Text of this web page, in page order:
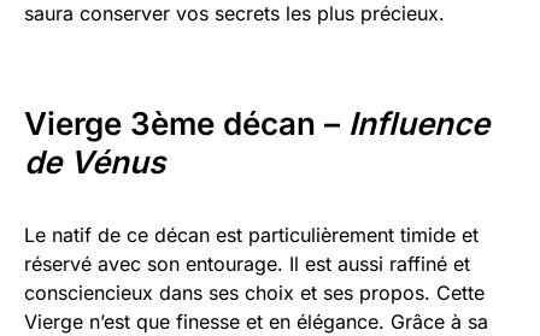
saura conserver vos secrets les plus précieux.
Vierge 3ème décan – Influence
de Vénus
Le natif de ce décan est particulièrement timide et
réservé avec son entourage. Il est aussi raffiné et
consciencieux dans ses choix et ses propos. Cette
Vierge n’est que finesse et en élégance. Grâce à sa